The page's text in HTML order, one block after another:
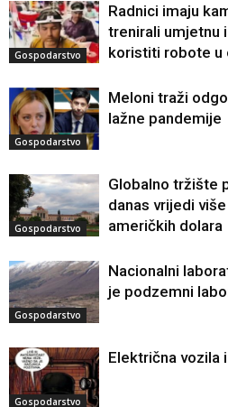
Gospodarstvo
Radnici imaju
trenirali umjetnu
koristiti robote u
Gospodarstvo
Meloni traži
lažne pandemije
Gospodarstvo
Globalno tržište
danas vrijedi
američkih dolara
Gospodarstvo
Nacionalni
je podzemni
Gospodarstvo
Električna vozila